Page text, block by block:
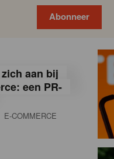
Abonneer
aan bij
een PR-
E-COMMERCE